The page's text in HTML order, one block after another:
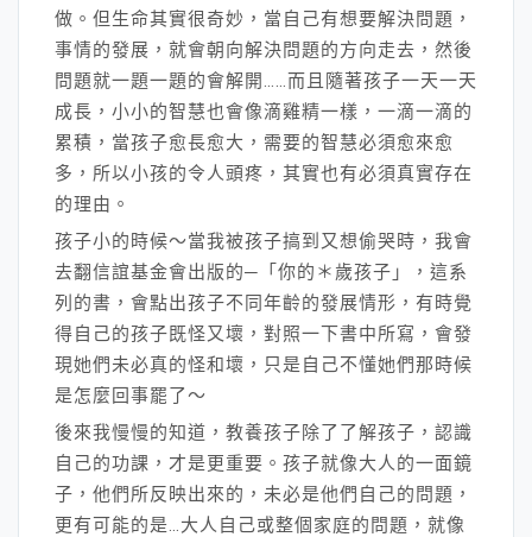
做。但生命其實很奇妙，當自己有想要解決問題，
事情的發展，就會朝向解決問題的方向走去，然後
問題就一題一題的會解開……而且隨著孩子一天一天
成長，小小的智慧也會像滴雞精一樣，一滴一滴的
累積，當孩子愈長愈大，需要的智慧必須愈來愈
多，所以小孩的令人頭疼，其實也有必須真實存在
的理由。
孩子小的時候～當我被孩子搞到又想偷哭時，我會
去翻信誼基金會出版的─「你的＊歲孩子」，這系
列的書，會點出孩子不同年齡的發展情形，有時覺
得自己的孩子既怪又壞，對照一下書中所寫，會發
現她們未必真的怪和壞，只是自己不懂她們那時候
是怎麼回事罷了～
後來我慢慢的知道，教養孩子除了了解孩子，認識
自己的功課，才是更重要。孩子就像大人的一面鏡
子，他們所反映出來的，未必是他們自己的問題，
更有可能的是…大人自己或整個家庭的問題，就像